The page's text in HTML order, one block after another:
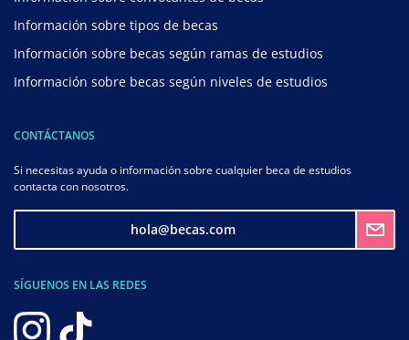
Información sobre tipos de becas
Información sobre becas según ramas de estudios
Información sobre becas según niveles de estudios
CONTÁCTANOS
Si necesitas ayuda o información sobre cualquier beca de estudios
contacta con nosotros.
hola@becas.com
SÍGUENOS EN LAS REDES